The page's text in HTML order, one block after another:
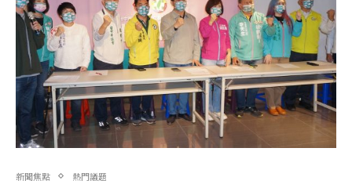
新聞焦點 熱門議題